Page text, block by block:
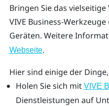
Bringen Sie das vielseitige
VIVE Business-
Geräten. Weitere
Webseite.
Hier sind einige der
Holen Sie sich mit VIVE
Dienstleistungen auf